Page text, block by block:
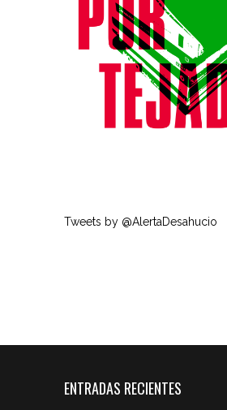
Tweets by @AlertaDesahucio
ENTRADAS RECIENTES